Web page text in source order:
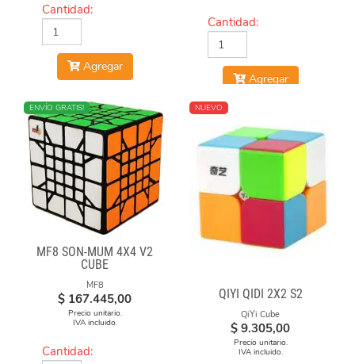
Cantidad:
Agregar
Cantidad:
Agregar
ENVÍO GRATIS!
MF8 SON-MUM 4X4 V2
CUBE
MF8
$ 167.445,00
Precio unitario.
IVA incluido.
Cantidad:
NUEVO
QIYI QIDI 2X2 S2
QiYi Cube
$ 9.305,00
Precio unitario.
IVA incluido.